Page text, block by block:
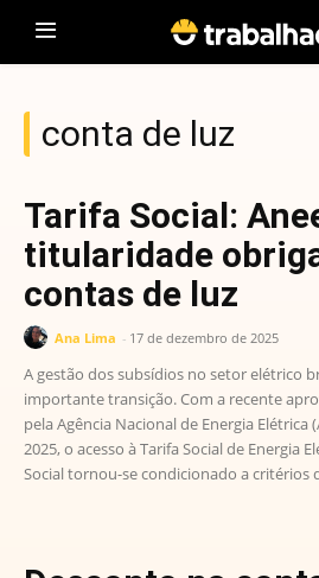
conta de luz
Tarifa Social:
titularidade
contas de luz
Ana Lima - 17 de dezembro de 2025
A gestão dos subsídios no setor elétrico
importante transição. Com a recente
pela Agência Nacional de Energia Elétrica
2025, o acesso à Tarifa Social de Energia
Social tornou-se condicionado a critérios